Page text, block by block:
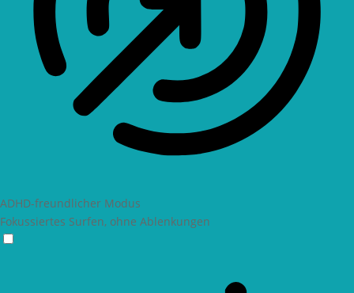
ADHD-freundlicher Modus
Fokussiertes Surfen, ohne Ablenkungen